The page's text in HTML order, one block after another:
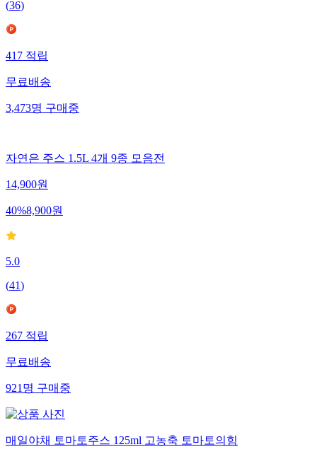
(36)
417적립
무료배송
3,473명구매중
자연은 주스 1.5L 4개 9종 모음전
14,900원
40%8,900원
5.0
(41)
267적립
무료배송
921명구매중
매일야채 토마토주스 125ml 고농축 토마토의힘